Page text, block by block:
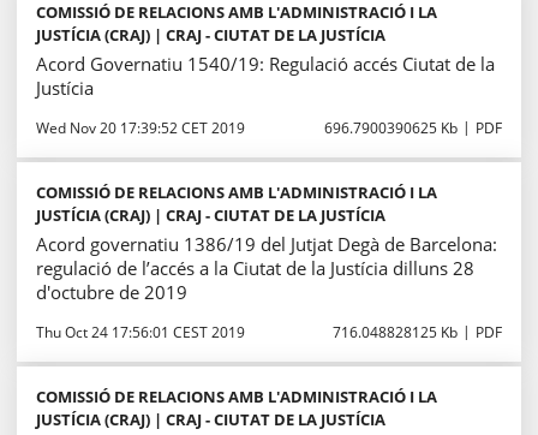
COMISSIÓ DE RELACIONS AMB L'ADMINISTRACIÓ I LA
JUSTÍCIA (CRAJ) | CRAJ - CIUTAT DE LA JUSTÍCIA
Acord Governatiu 1540/19: Regulació accés Ciutat de la
Justícia
Wed Nov 20 17:39:52 CET 2019 696.7900390625 Kb PDF
COMISSIÓ DE RELACIONS AMB L'ADMINISTRACIÓ I LA
JUSTÍCIA (CRAJ) | CRAJ - CIUTAT DE LA JUSTÍCIA
Acord governatiu 1386/19 del Jutjat Degà de Barcelona:
regulació de l’accés a la Ciutat de la Justícia dilluns 28
d'octubre de 2019
Thu Oct 24 17:56:01 CEST 2019 716.048828125 Kb PDF
COMISSIÓ DE RELACIONS AMB L'ADMINISTRACIÓ I LA
JUSTÍCIA (CRAJ) | CRAJ - CIUTAT DE LA JUSTÍCIA